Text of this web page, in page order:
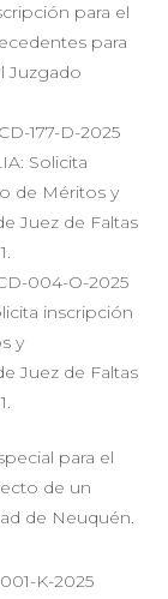
para el
para
Juzgado
177-D-2025
Solicita
de Méritos y
Juez de Faltas
004-O-2025
inscripción
y
Juez de Faltas
para el
de un
de Neuquén.
K-2025